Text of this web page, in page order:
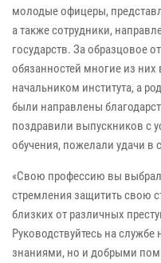
молодые офицеры,
а также сотрудники,
государств. За образцовое
обязанностей многие из
начальником института, а
были направлены
поздравили выпускников с
обучения, пожелали удачи в
«Свою профессию вы
стремления защитить свою
близких от различных
Руководствуйтесь на
знаниями, но и добрыми